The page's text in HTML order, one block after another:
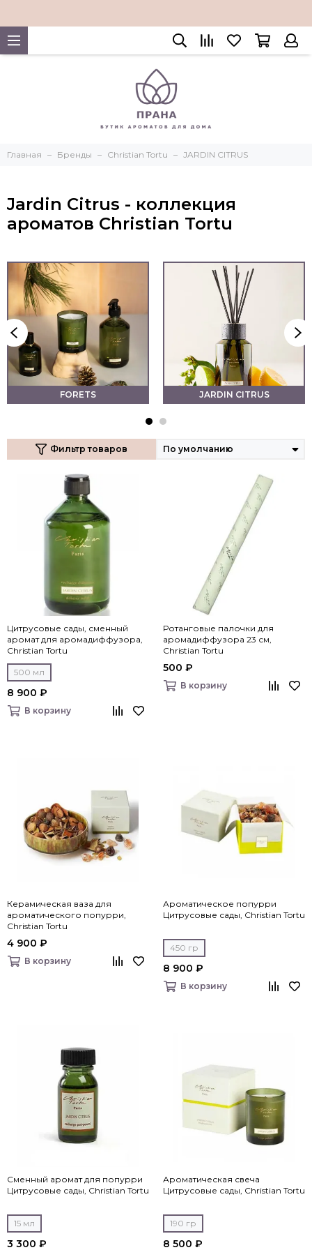
Главная Бренды Christian Tortu JARDIN CITRUS
Jardin Citrus - коллекция
ароматов Christian Tortu
FORETS JARDIN CITRUS
Фильтр товаров
Цитрусовые сады, сменный
аромат для аромадиффузора,
Christian Tortu
500 мл
8 900 ₽
В корзину
Ротанговые палочки для
аромадиффузора 23 см,
Christian Tortu
500 ₽
В корзину
Керамическая ваза для
ароматического попурри,
Christian Tortu
4 900 ₽
В корзину
Ароматическое попурри
Цитрусовые сады, Christian Tortu
450 гр
8 900 ₽
В корзину
Сменный аромат для попурри
Цитрусовые сады, Christian Tortu
15 мл
3 300 ₽
Ароматическая свеча
Цитрусовые сады, Christian Tortu
190 гр
8 500 ₽